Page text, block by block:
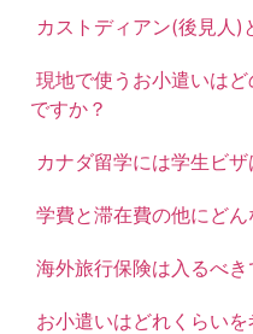
カストディアン(後見人)
現地で使うお小遣いは
ですか？
カナダ留学には学生ビ
学費と滞在費の他にど
海外旅行保険は入るべき
お小遣いはどれくらい